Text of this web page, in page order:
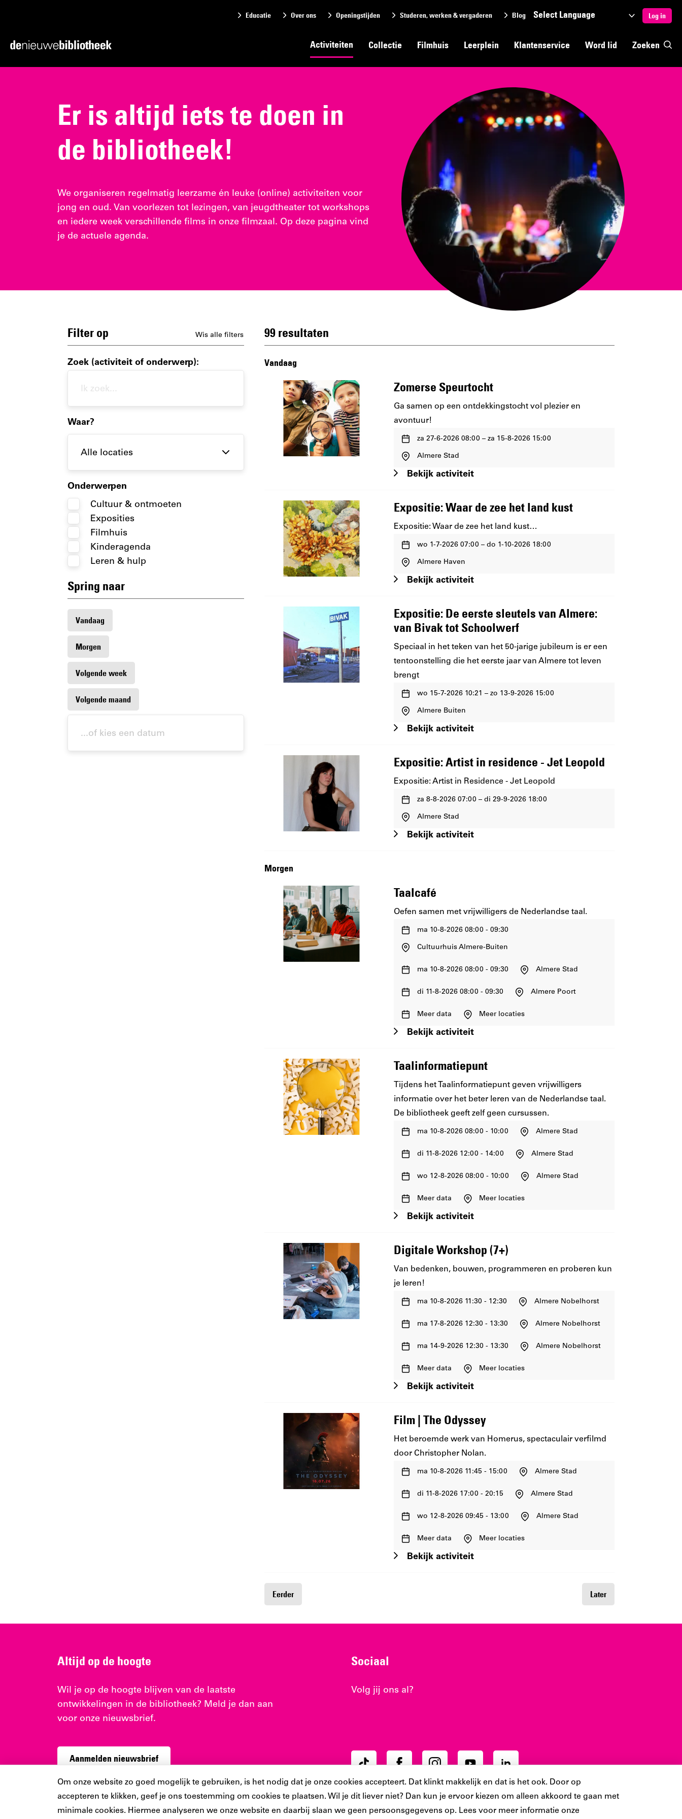
Cookiebar
Om onze website zo goed mogelijk te gebruiken, is het nodig dat je onze cookies accepteert. Dat klinkt makkelijk en dat is het ook. Door op
accepteren te klikken, geef je ons toestemming om cookies te plaatsen. Wil je dit liever niet? Dan kun je ervoor kiezen om alleen akkoord te gaan met
minimale cookies. Hiermee analyseren we onze website en daarbij slaan we geen persoonsgegevens op. Lees voor meer informatie onze
de
deGa
Activiteiten Collectie Filmhuis Leerplein Klantenservice Word lid Zoeken
Educatie Over ons Openingstijden Studeren, werken & vergaderen Blog
Selecteer
taal
Log in
Er is altijd iets te doen in
de bibliotheek!
We organiseren regelmatig leerzame én leuke (online) activiteiten voor
jong en oud. Van voorlezen tot lezingen, van jeugdtheater tot workshops
en iedere week verschillende films in onze filmzaal. Op deze pagina vind
je de actuele agenda.
Filter op Wis alle filters
Zoek (activiteit of onderwerp):
Waar?
Onderwerpen
Cultuur & ontmoeten
Exposities
Filmhuis
Kinderagenda
Leren & hulp
Spring naar
Vandaag
Morgen
Volgende week
Volgende maand
99 resultaten
Vandaag
Zomerse Speurtocht
Ga samen op een ontdekkingstocht vol plezier en
avontuur!
Waar
wanneer:
za 27-6-2026 08:00 – za 15-8-2026 15:00
Almere Stad
Bekijk activiteit
Expositie: Waar de zee het land kust
Expositie: Waar de zee het land kust…
Waar
wanneer:
wo 1-7-2026 07:00 – do 1-10-2026 18:00
Almere Haven
Bekijk activiteit
Expositie: De eerste sleutels van Almere:
van Bivak tot Schoolwerf
Speciaal in het teken van het 50-jarige jubileum is er een
tentoonstelling die het eerste jaar van Almere tot leven
brengt
Waar
wanneer:
wo 15-7-2026 10:21 – zo 13-9-2026 15:00
Almere Buiten
Bekijk activiteit
Expositie: Artist in residence - Jet Leopold
Expositie: Artist in Residence - Jet Leopold
Waar
wanneer:
za 8-8-2026 07:00 – di 29-9-2026 18:00
Almere Stad
Bekijk activiteit
Morgen
Taalcafé
Oefen samen met vrijwilligers de Nederlandse taal.
Waar
wanneer:
ma 10-8-2026 08:00 - 09:30
Cultuurhuis Almere-Buiten
Waar
wanneer:
ma 10-8-2026 08:00 - 09:30 Almere Stad
Waar
wanneer:
di 11-8-2026 08:00 - 09:30 Almere Poort
Waar
wanneer:
Meer data Meer locaties
Bekijk activiteit
Taalinformatiepunt
Tijdens het Taalinformatiepunt geven vrijwilligers
informatie over het beter leren van de Nederlandse taal.
De bibliotheek geeft zelf geen cursussen.
Waar
wanneer:
ma 10-8-2026 08:00 - 10:00 Almere Stad
Waar
wanneer:
di 11-8-2026 12:00 - 14:00 Almere Stad
Waar
wanneer:
wo 12-8-2026 08:00 - 10:00 Almere Stad
Waar
wanneer:
Meer data Meer locaties
Bekijk activiteit
Digitale Workshop (7+)
Van bedenken, bouwen, programmeren en proberen kun
je leren!
Waar
wanneer:
ma 10-8-2026 11:30 - 12:30 Almere Nobelhorst
Waar
wanneer:
ma 17-8-2026 12:30 - 13:30 Almere Nobelhorst
Waar
wanneer:
ma 14-9-2026 12:30 - 13:30 Almere Nobelhorst
Waar
wanneer:
Meer data Meer locaties
Bekijk activiteit
Film | The Odyssey
Het beroemde werk van Homerus, spectaculair verfilmd
door Christopher Nolan.
Waar
wanneer:
ma 10-8-2026 11:45 - 15:00 Almere Stad
Waar
wanneer:
di 11-8-2026 17:00 - 20:15 Almere Stad
Waar
wanneer:
wo 12-8-2026 09:45 - 13:00 Almere Stad
Waar
wanneer:
Meer data Meer locaties
Bekijk activiteit
Eerder Later
Altijd op de hoogte
Wil je op de hoogte blijven van de laatste
ontwikkelingen in de bibliotheek? Meld je dan aan
voor onze nieuwsbrief.
Aanmelden nieuwsbrief
Sociaal
Volg jij ons al?
Ons
account
Ons
account
Ons
account
Ons
account
Ons
account